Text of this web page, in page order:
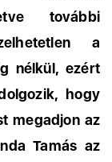
további
a
nélkül, ezért
hogy
megadjon az
Tamás az